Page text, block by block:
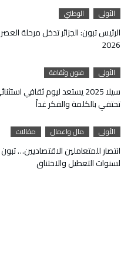
الأولى الوطني
الرئيس تبون: الجزائر تدخل مرحلة
2026
الأولى فنون وثقافة
سيلا 2025 يستعد ليوم ثقافي
تحتفي بالكلمة والفكر غداً
الأولى مال واعمال مقالات
انتصار للمتعاملين الاقتصاديين…
لسنوات التعطيل والاختناق